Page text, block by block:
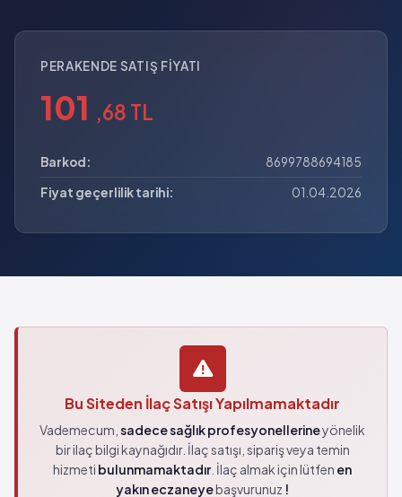
PERAKENDE SATIŞ FIYATI
101 ,68 TL
Barkod:
8699788694185
Fiyat geçerlilik tarihi:
01.04.2026
Bu Siteden İlaç Satışı Yapılmamaktadır
Vademecum, sadece sağlık profesyonellerineyönelik
bir ilaç bilgi kaynağıdır. İlaç satışı, sipariş veya temin
hizmeti bulunmamaktadır. İlaç almak için lütfen en
yakın eczaneyebaşvurunuz !